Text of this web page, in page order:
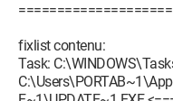
fixlist contenu:
Task: